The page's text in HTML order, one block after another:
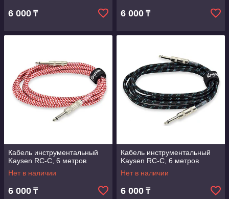
6 000 ₸ 6 000 ₸
Кабель инструментальный
Kaysen RC-С, 6 метров
Нет в наличии
6 000 ₸
Кабель инструментальный
Kaysen RC-С, 6 метров
Нет в наличии
6 000 ₸